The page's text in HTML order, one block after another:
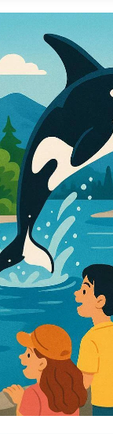
au Canada